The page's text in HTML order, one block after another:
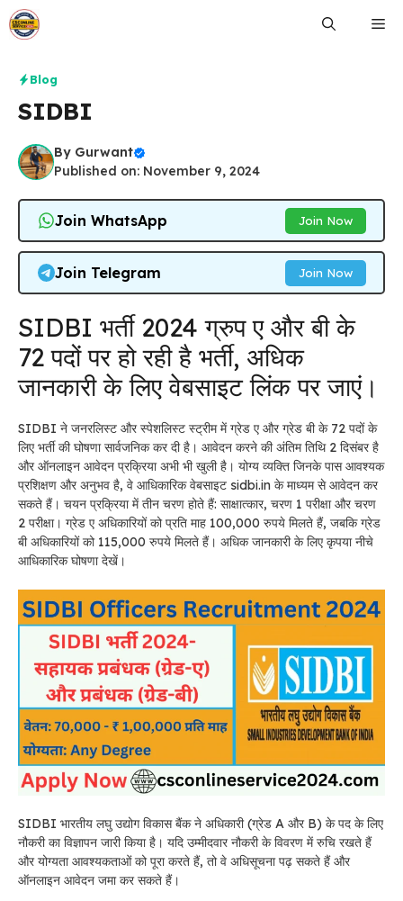
Skip
to
Blog
SIDBI
By Gurwant
Published on: November 9, 2024
Join WhatsApp Join Now
Join Telegram Join Now
SIDBI भर्ती 2024 ग्रुप ए और बी के
72 पदों पर हो रही है भर्ती, अधिक
जानकारी के लिए वेबसाइट लिंक पर जाएं।
SIDBI ने जनरलिस्ट और स्पेशलिस्ट स्ट्रीम में ग्रेड ए और ग्रेड बी के 72 पदों के
लिए भर्ती की घोषणा सार्वजनिक कर दी है। आवेदन करने की अंतिम तिथि 2 दिसंबर है
और ऑनलाइन आवेदन प्रक्रिया अभी भी खुली है। योग्य व्यक्ति जिनके पास आवश्यक
प्रशिक्षण और अनुभव है, वे आधिकारिक वेबसाइट sidbi.in के माध्यम से आवेदन कर
सकते हैं। चयन प्रक्रिया में तीन चरण होते हैं: साक्षात्कार, चरण 1 परीक्षा और चरण
2 परीक्षा। ग्रेड ए अधिकारियों को प्रति माह 100,000 रुपये मिलते हैं, जबकि ग्रेड
बी अधिकारियों को 115,000 रुपये मिलते हैं। अधिक जानकारी के लिए कृपया नीचे
आधिकारिक घोषणा देखें।
SIDBI भारतीय लघु उद्योग विकास बैंक ने अधिकारी (ग्रेड A और B) के पद के लिए
नौकरी का विज्ञापन जारी किया है। यदि उम्मीदवार नौकरी के विवरण में रुचि रखते हैं
और योग्यता आवश्यकताओं को पूरा करते हैं, तो वे अधिसूचना पढ़ सकते हैं और
ऑनलाइन आवेदन जमा कर सकते हैं।